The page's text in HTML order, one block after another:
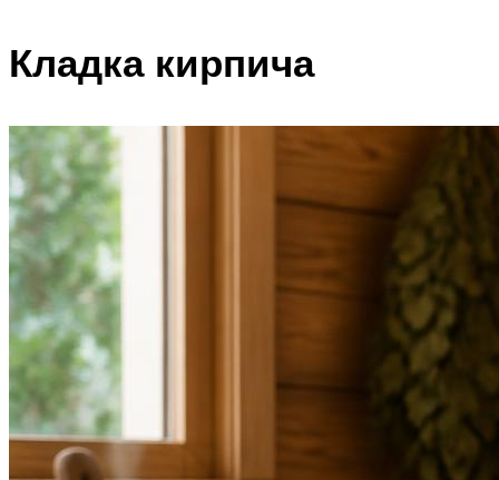
Кладка кирпича